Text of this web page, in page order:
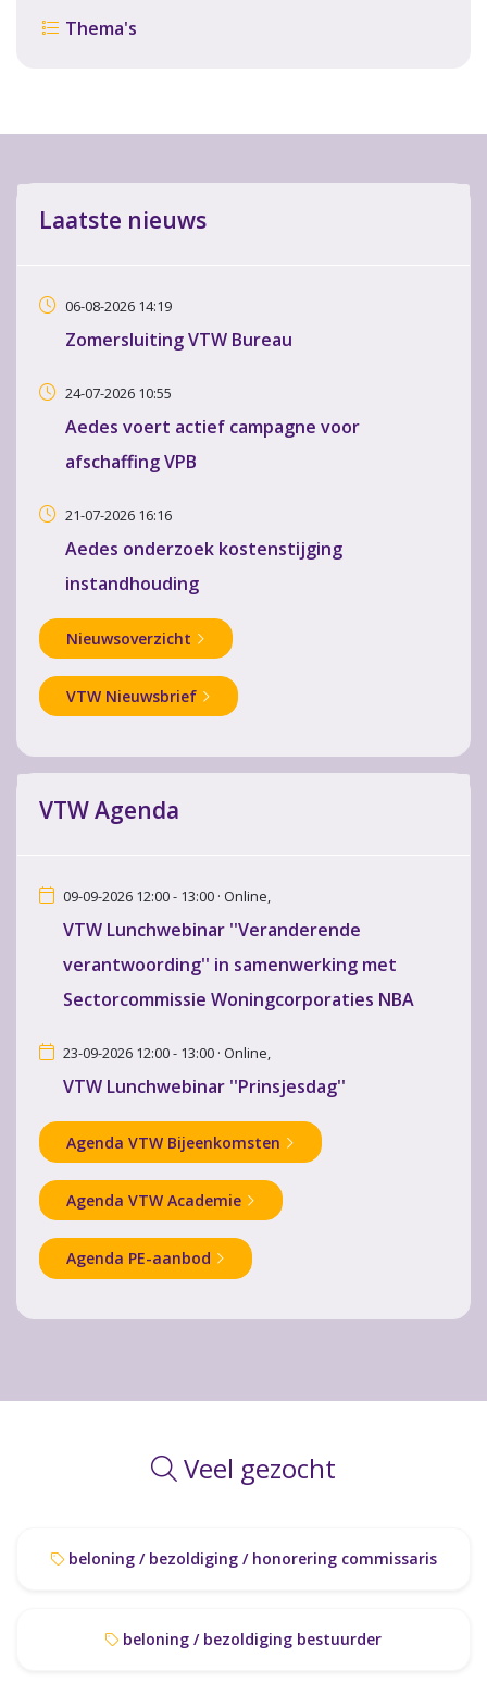
Thema's
Laatste nieuws
06-08-2026 14:19
Zomersluiting VTW Bureau
24-07-2026 10:55
Aedes voert actief campagne voor
afschaffing VPB
21-07-2026 16:16
Aedes onderzoek kostenstijging
instandhouding
Nieuwsoverzicht
VTW Nieuwsbrief
VTW Agenda
09-09-2026 12:00 - 13:00 · Online,
VTW Lunchwebinar ''Veranderende
verantwoording'' in samenwerking met
Sectorcommissie Woningcorporaties NBA
23-09-2026 12:00 - 13:00 · Online,
VTW Lunchwebinar ''Prinsjesdag''
Agenda VTW Bijeenkomsten
Agenda VTW Academie
Agenda PE-aanbod
Veel gezocht
beloning / bezoldiging / honorering commissaris
beloning / bezoldiging bestuurder